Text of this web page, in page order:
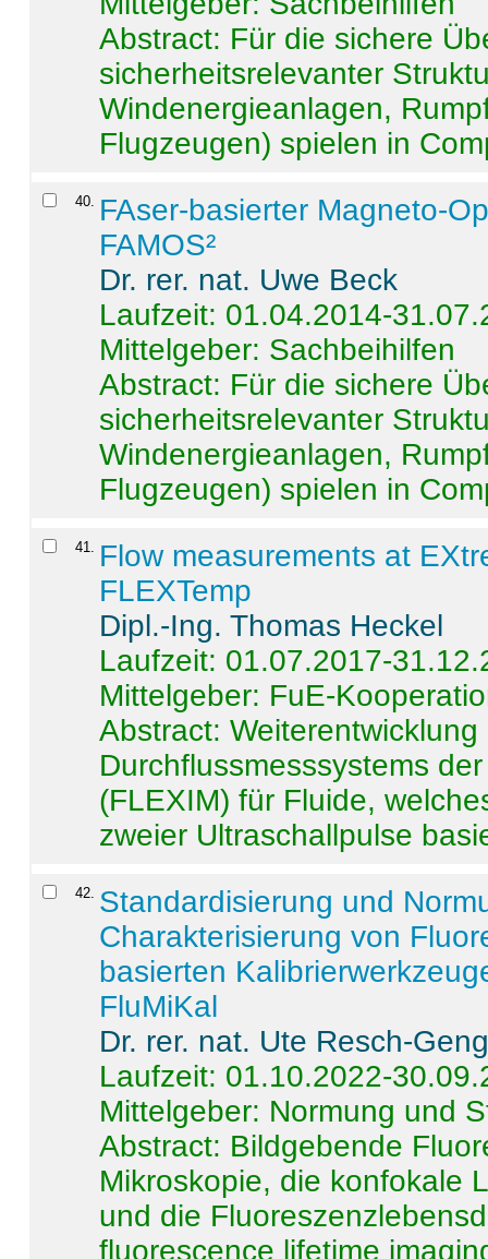
Abstract: Für die sichere
sicherheitsrelevanter
Windenergieanlagen,
Flugzeugen) spielen in
40. FAser-basierter Magneto-
FAMOS²
Dr. rer. nat. Uwe Beck
Laufzeit: 01.04.2014-
Mittelgeber: Sachbeihilfen
Abstract: Für die sichere
sicherheitsrelevanter
Windenergieanlagen,
Flugzeugen) spielen in
41. Flow measurements at
FLEXTemp
Dipl.-Ing. Thomas Heckel
Laufzeit: 01.07.2017-
Mittelgeber: FuE-
Abstract:
Durchflussmesssystems
(FLEXIM) für Fluide,
zweier Ultraschallpulse
42. Standardisierung und
Charakterisierung von
basierten
FluMiKal
Dr. rer. nat. Ute Resch-
Laufzeit: 01.10.2022-
Mittelgeber: Normung und
Abstract: Bildgebende
Mikroskopie, die konfokale
und die
fluorescence lifetime